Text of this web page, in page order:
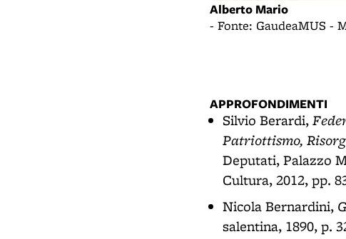
Alberto Mario
- Fonte: GaudeaMUS -
APPROFONDIMENTI
Silvio Berardi,
Patriottismo,
Deputati, Palazzo
Cultura, 2012, pp.
Nicola Bernardini,
salentina, 1890, p.